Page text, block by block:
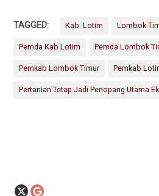
TAGGED: Kab. Lotim Lombok
Pemda Kab Lotim Pemda Lombok
Pemkab Lombok Timur Pemkab
Pertanian Tetap Jadi Penopang Utama